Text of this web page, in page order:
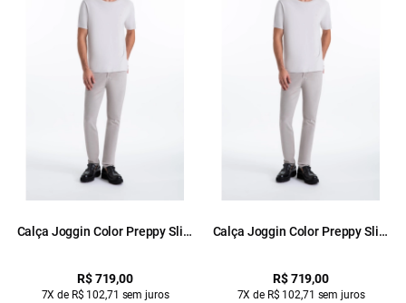
Calça Joggin Color Preppy Slim
R$ 719,00
7X de R$ 102,71 sem juros
Calça Joggin Color Preppy Slim
R$ 719,00
7X de R$ 102,71 sem juros